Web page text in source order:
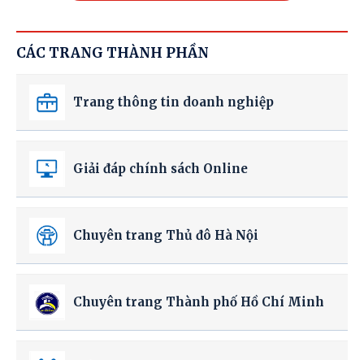
CÁC TRANG THÀNH PHẦN
Trang thông tin doanh nghiệp
Giải đáp chính sách Online
Chuyên trang Thủ đô Hà Nội
Chuyên trang Thành phố Hồ Chí Minh